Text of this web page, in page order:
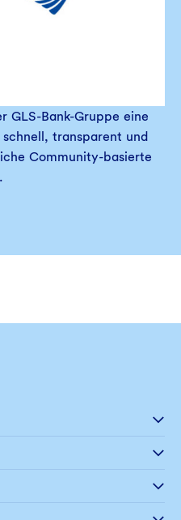
GLS-Bank-Gruppe eine
transparent und
Community-basierte
Uhr